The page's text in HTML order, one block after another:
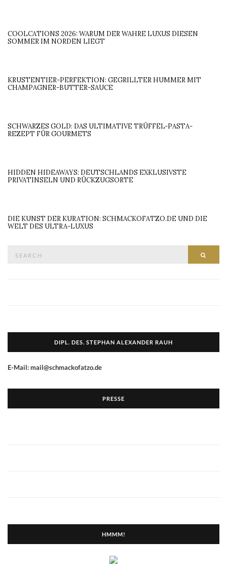
COOLCATIONS 2026: WARUM DER WAHRE LUXUS DIESEN
SOMMER IM NORDEN LIEGT
KRUSTENTIER-PERFEKTION: GEGRILLTER HUMMER MIT
CHAMPAGNER-BUTTER-SAUCE
SCHWARZES GOLD: DAS ULTIMATIVE TRÜFFEL-PASTA-
REZEPT FÜR GOURMETS
HIDDEN HIDEAWAYS: DEUTSCHLANDS EXKLUSIVSTE
PRIVATINSELN UND RÜCKZUGSORTE
DIE KUNST DER KURATION: SCHMACKOFATZO.DE UND DIE
WELT DES ULTRA-LUXUS
DIPL. DES. STEPHAN ALEXANDER RAUH
E-Mail: mail@schmackofatzo.de
PRESSE
HMMM!